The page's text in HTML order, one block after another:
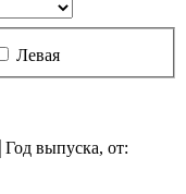
Левая
Год выпуска, от: